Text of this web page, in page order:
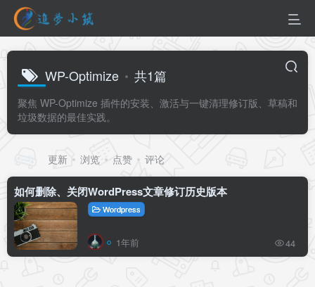
WP-Optimize 共1篇
聚焦 WP-Optimize 插件的安装、激活与一键清理修订版、草稿和
垃圾数据的最佳实践。
更新 浏览 点赞 评论
如何删除、关闭WordPress文章修订历史版本
Wordpress
1年前 44